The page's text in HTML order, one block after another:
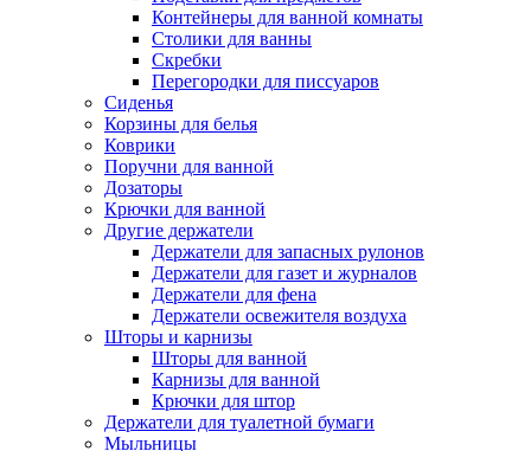
Контейнеры для ванной комнаты
Столики для ванны
Скребки
Перегородки для писсуаров
Сиденья
Корзины для белья
Коврики
Поручни для ванной
Дозаторы
Крючки для ванной
Другие держатели
Держатели для запасных рулонов
Держатели для газет и журналов
Держатели для фена
Держатели освежителя воздуха
Шторы и карнизы
Шторы для ванной
Карнизы для ванной
Крючки для штор
Держатели для туалетной бумаги
Мыльницы